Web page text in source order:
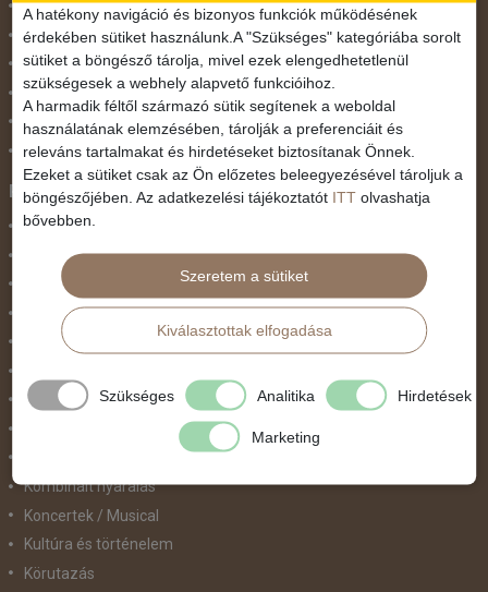
November 1.
Október 23.
Pünkösdi utazás
Szilveszter
Tavaszi szünet
Valentin nap
Programtípus
1 napos utak
Belépőjegy
Egyéni út
Egzotikus út
Fesztiválok
Gyalogtúra
Ifjúsági program / Osztálykirándulás
Kombinált nyaralás
Koncertek / Musical
Kultúra és történelem
Körutazás
A hatékony navigáció és bizonyos funkciók működésének
érdekében sütiket használunk.A "Szükséges" kategóriába sorolt
sütiket a böngésző tárolja, mivel ezek elengedhetetlenül
szükségesek a webhely alapvető funkcióihoz.
A harmadik féltől származó sütik segítenek a weboldal
használatának elemzésében, tárolják a preferenciáit és
releváns tartalmakat és hirdetéseket biztosítanak Önnek.
Ezeket a sütiket csak az Ön előzetes beleegyezésével tároljuk a
böngészőjében. Az adatkezelési tájékoztatót ITT olvashatja
bővebben.
Szeretem a sütiket
Kiválasztottak elfogadása
Szükséges Analitika Hirdetések
Marketing